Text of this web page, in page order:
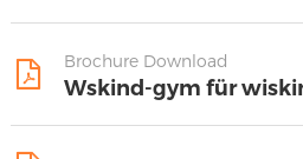
Brochure Download
Wskind-gym für